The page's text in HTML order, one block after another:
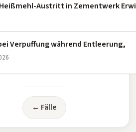
Austritt in Zementwerk
Verpuffung während Entleerung,
← Fälle